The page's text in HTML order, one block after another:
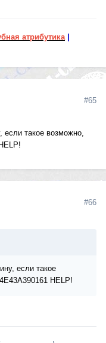
атрибутика|
#65
если такое возможно,
#66
если такое
HELP!